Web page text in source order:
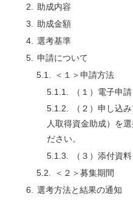
助成内容
助成金額
選考基準
申請について
＜１＞申請方法
（１）電子申請
（２）申し込
人取得資金助成）を
ださい。
（３）添付資料
＜２＞募集期間
選考方法と結果の通知